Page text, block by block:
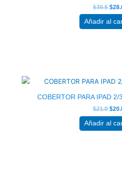
$30.5 $
Añadir al
COBERTOR PARA IPAD
$21.0
era:
$21.0.
$
Añadir al